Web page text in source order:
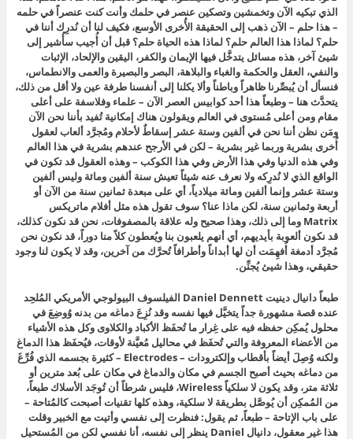
الذي تبكيه الآن وتخمشين وتصكين عنصر في حلمك وأنت كنت عنصراً في حلمه
– هذا حلم – الآن ذهب إلى الحقيقة الأُخرى الأوسع، فكيف لنا أن نُدرِك أننا في
حلم؟ لماذا هذا العالم حلم؟ لماذا هذه الحياة حلم؟ قبل أن أُجيب سأُشير إلى
شيئ آخر، هذه مسائل يتدخَّل فيها الإيمان والكفر، اليقين والإلحاد، الإثبات
والنفي، العقل والحكمة والغباء والبلاهة، البصر والبصيرة والعمى والانطماس،
فنسأل أن يُبصِّرنا ظاهراً وباطناً وألا يكلنا إلى أنفسنا طرفة عين ولا أقل من ذلك،
يتحدَّث هنا – وطبعاً هذا أحد كوابيس العصر الآن – علماء وفلاسفة على أعلى
مقام ومن أعلى مُستوى في العالم ويقولون هناك إمكانية تُفيد بأننا نحن الآن
ومَن نظن أننا نحن في ألفين وستة عشر إسقاطٌ لأحلام ومُجرَّد ألعاب لعقول
أُخرى بشرية وربما غير بشرية – لكن في الأرجح عندهم بشرية في هذا العالم
وفي هذه الدنيا وفي هذا الأرض وفي هذا الكوكب – وهذه العقول قد تكون في
الواقع الذي لا نُدرِكه ولا نعرف عنه شيئاً تعيش سنة ألفين ومائة وليس ألفين
وستة عشر وإنما ألفين ومائة ميلادياً، أي على مبعدة ثمانين سنة من الآن أو
أربعة وثمانين سنة، لكن ماذا عنا؟ سوف تقول هذه مثل أفلام ماتريكس
Matrix وما إلى ذلك، وهذا صحيح وله علاقة بالمصفوفات، نحن قد نكون كذلك،
قد نكون ألعوبة بأيديهم، أي أنهم يلعبون بنا ويُعطون كلاً منا دوراً، قد نكون نحن
مُجرَّد أدمغة أُفهِمَت أن لها أبداناً وأطرافاً تُحرَّك من آخرين، وقد لا يكون لنا وجود
حقيقي، وهذا شيئ يُجنِّن.
طبعاً دانيال دينيت Daniel Dennett الفيلسوف البيولوجي الأمريكي المُلحِد
عنده قصة مشهورة جداً يتخيَّل فيها نفسه وقد نُزِعَ دماغه من بدنه وُوضِعَ في
محلول يُمكِن حفظه فيه على غِرار ما تُحفَظ الأكباد والكلاوى وكل هذه الأشياء
من الأعضاء المعروفة والتي تُحفَظ في محاليل مُعيَّنة لأوقات، فيُحفَظ هذا الدماغ
ولكنه وُصِلَ أيضاً بأقطاب وإلكترودات – Electrodes – كثيرة بجسمه الذي فُرِّغَ
من دماغه بحيث أصبح الجسم في مكان والدماغ في مكان على بُعد مترين أو
ثلاثة متر، وقد يكون لا سلكياً Wireless، فليس شرطاً أن تُوجَد الأسلاك طبعاً،
من المُمكِن أن يُوصَّل بطريقة لا سلكية، وهذه كلها تقنيات أصبحت كالمُتاحة –
على باب الإتاحة – طبعاً، ثم يقول: فنظرت إلى نفسي وأتيت مع الخبير وقلت
هذا غير معقول، دانيال Daniel ينظر إلى نفسه، أنا نفسي لكن من المُستحيل